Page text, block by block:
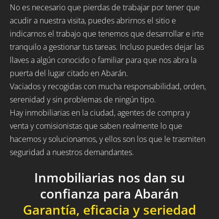
No es necesario que pierdas de trabajar por tener que
acudir a nuestra visita, puedes abrirnos el sitio e
indicarnos el trabajo que tenemos que desarrollar e irte
tranquilo a gestionar tus tareas. Incluso puedes dejar las
llaves a algún conocido o familiar para que nos abra la
puerta del lugar citado en Abarán.
Vaciados y recogidas con mucha responsabilidad, orden,
serenidad y sin problemas de ningún tipo.
Hay inmobiliarias en la ciudad, agentes de compra y
venta y comisionistas que saben realmente lo que
hacemos y solucionamos, y ellos son los que le trasmiten
seguridad a nuestros demandantes.
Inmobiliarias nos dan su
confianza para Abarán
Garantía, eficacia y seriedad